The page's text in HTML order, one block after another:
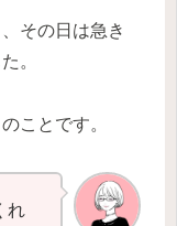
その日は急き
。
ことです。
れ